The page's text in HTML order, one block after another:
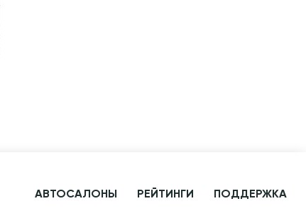
АВТОСАЛОНЫ РЕЙТИНГИ ПОДДЕРЖКА